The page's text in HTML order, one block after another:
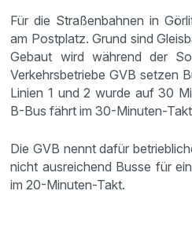
Für die Straßenbahnen in
am Postplatz. Grund sind
Gebaut wird während der
Verkehrsbetriebe GVB setzen
Linien 1 und 2 wurde auf 30
B-Bus fährt im 30-Minuten-
Die GVB nennt dafür
nicht ausreichend Busse für
im 20-Minuten-Takt.